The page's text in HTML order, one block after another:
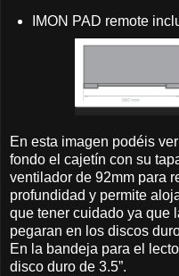
IMON PAD remote
En esta imagen podéis
fondo el cajetín con su
ventilador de 92mm para
profundidad y permite
que tener cuidado ya que
pegaran en los discos
En la bandeja para el
disco duro de 3.5”.